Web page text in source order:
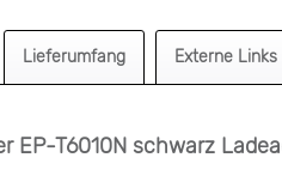
Lieferumfang Externe Links
T6010N schwarz